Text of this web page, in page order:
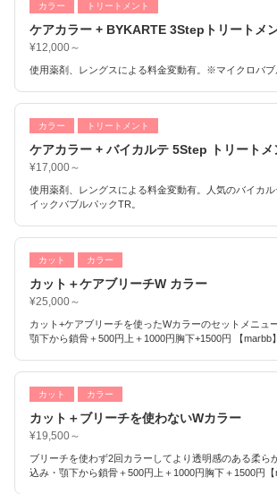
カラー トリートメント
ケアカラー + BYKARTE 3Stepトリートメ
¥12,000～
使用薬剤、レングスによる料金変動有。※マイクロバブ
カラー トリートメント
ケアカラー + バイカルテ 5Step トリートメ
¥17,000～
使用薬剤、レングスによる料金変動有。人気のバイカル
イックバブルパックTR。
カット カラー
カット＋ケアブリーチW カラー
¥25,000～
カット+ケアブリーチを使ったWカラーのセットメニュ
顎下から鎖骨＋500円上＋1000円胸下+1500円 【marbb
カット カラー
カット＋ブリーチを使わないWカラー
¥19,500～
ブリーチを使わず2回カラーしてより透明感のある柔ら
込み・顎下から鎖骨＋500円上＋1000円胸下＋1500円